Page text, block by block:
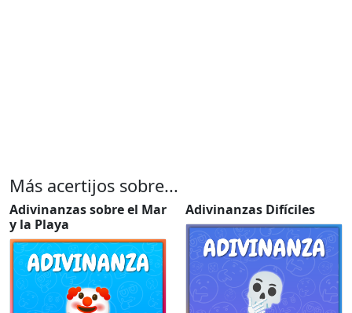
Más acertijos sobre...
Adivinanzas sobre el Mar
y la Playa
Adivinanzas Difíciles